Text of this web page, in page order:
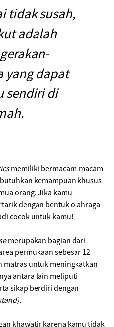
tidak susah,
adalah
yang dapat
sendiri di
memiliki bermacam-macam
kemampuan khusus
orang. Jika kamu
dengan bentuk olahraga
cocok untuk kamu!
merupakan bagian dari
permukaan sebesar 12
matras untuk meningkatkan
antara lain meliputi
sikap berdiri dengan
khawatir karena kamu tidak